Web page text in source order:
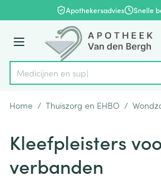
Ga naar de inhoudApothekersadvies Snelle
Menu
Product, merk, categorie...
Home / Thuiszorg en EHBO /
Kleefpleisters
verbanden